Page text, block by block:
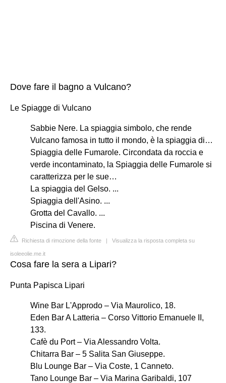
Dove fare il bagno a Vulcano?
Le Spiagge di Vulcano
Sabbie Nere. La spiaggia simbolo, che rende
Vulcano famosa in tutto il mondo, è la spiaggia di…
Spiaggia delle Fumarole. Circondata da roccia e
verde incontaminato, la Spiaggia delle Fumarole si
caratterizza per le sue…
La spiaggia del Gelso. ...
Spiaggia dell'Asino. ...
Grotta del Cavallo. ...
Piscina di Venere.
Richiesta di rimozione della fonte | Visualizza la risposta completa su
isoleeolie.me.it
Cosa fare la sera a Lipari?
Punta Papisca Lipari
Wine Bar L'Approdo – Via Maurolico, 18.
Eden Bar A Latteria – Corso Vittorio Emanuele II,
133.
Cafè du Port – Via Alessandro Volta.
Chitarra Bar – 5 Salita San Giuseppe.
Blu Lounge Bar – Via Coste, 1 Canneto.
Tano Lounge Bar – Via Marina Garibaldi, 107